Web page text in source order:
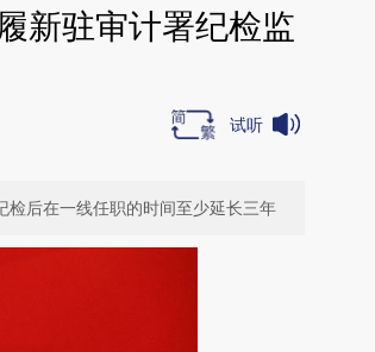
新驻审计署纪检监
试听
后在一线任职的时间至少延长三年